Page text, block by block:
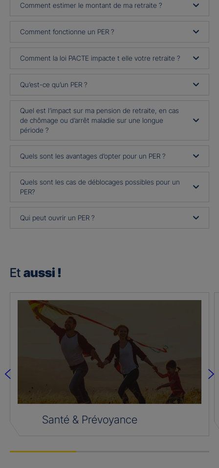
Comment estimer le montant de ma retraite ?
Comment fonctionne un PER ?
Comment la loi PACTE impacte t elle votre retraite ?
Qu’est-ce qu’un PER ?
Quel est l’impact sur ma pension de retraite, en cas
de chômage ou d’arrêt maladie sur une longue
période ?
Quels sont les avantages d’opter pour un PER ?
Quels sont les cas de déblocages possibles pour un
PER?
Qui peut ouvrir un PER ?
Et aussi !
Santé & Prévoyance